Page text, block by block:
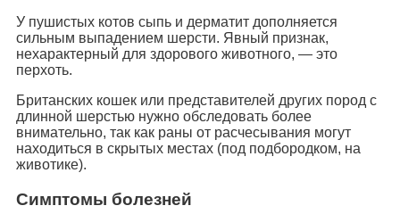
У пушистых котов сыпь и дерматит дополняется
сильным выпадением шерсти. Явный признак,
нехарактерный для здорового животного, — это
перхоть.
Британских кошек или представителей других пород с
длинной шерстью нужно обследовать более
внимательно, так как раны от расчесывания могут
находиться в скрытых местах (под подбородком, на
животике).
Симптомы болезней